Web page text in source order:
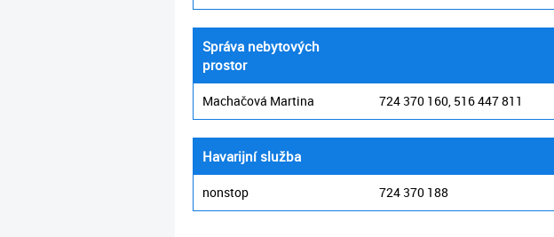
Správa nebytových
prostor
Machačová Martina 724 370 160, 516 447 811
Havarijní služba
nonstop 724 370 188